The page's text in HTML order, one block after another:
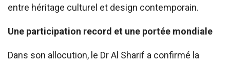
entre héritage culturel et design contemporain.
Une participation record et une portée mondiale
Dans son allocution, le Dr Al Sharif a confirmé la